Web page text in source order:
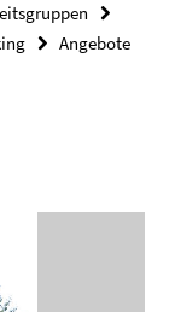
Angebote